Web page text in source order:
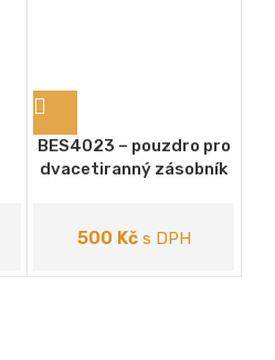
BES4023 – pouzdro pro
dvacetiranný zásobník
500 Kčs DPH